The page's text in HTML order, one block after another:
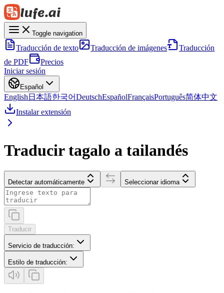
Toggle navigation
Traducción de texto Traducción de imágenes
Traducción
de PDF
Precios
Iniciar sesión
Español
English 日本語한국어DeutschEspañolFrançaisPortuguês简体中文
Instalar extensión
Traducir tagalo a tailandés
Detectar automáticamente Seleccionar idioma
Traducir
Servicio de traducción:
Estilo de traducción: